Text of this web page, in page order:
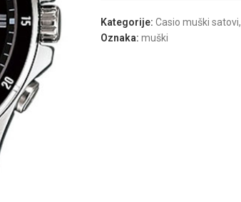
Kategorije: Casio muški satovi,
Oznaka: muški